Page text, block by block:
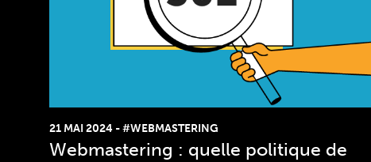
21 MAI 2024 -#WEBMASTERING
Webmastering : quelle politique de